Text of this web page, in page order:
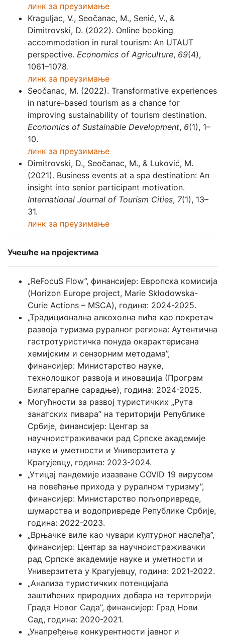
линк за преузимање
Kraguljac, V., Seočanac, M., Senić, V., &
Dimitrovski, D. (2022). Online booking
accommodation in rural tourism: An UTAUT
perspective. Economics of Agriculture, 69(4),
1061–1078.
линк за преузимање
Seočanac, M. (2022). Transformative experiences
in nature-based tourism as a chance for
improving sustainability of tourism destination.
Economics of Sustainable Development, 6(1), 1–
10.
линк за преузимање
Dimitrovski, D., Seočanac, M., & Luković, M.
(2021). Business events at a spa destination: Аn
insight into senior participant motivation.
International Journal of Tourism Cities, 7(1), 13–
31.
линк за преузимање
Учешће на пројектима
„ReFocuS Flow”, финансијер: Европска комисија
(Horizon Europe project, Marie Skłodowska-
Curie Actions – MSCA), година: 2024-2025.
„Традиционална алкохолна пића као покретач
развоја туризма руралног региона: Аутентична
гастротуристичка понуда окарактерисана
хемијским и сензорним методама”,
финансијер: Министарство науке,
технолошког развоја и иновација (Програм
Билатералне сарадње), година: 2024-2025.
Могућности за развој туристичких „Рута
занатских пивара” на територији Републике
Србије, финансијер: Центар за
научноистраживачки рад Српскe академијe
науке и уметности и Универзитета у
Крагујевцу, година: 2023-2024.
„Утицај пандемије изазване COVID 19 вирусом
на повећање прихода у руралном туризму”,
финансијер: Министарство пољопривреде,
шумарства и водопривреде Републике Србије,
година: 2022-2023.
„Врњачке виле као чувари културног наслеђа”,
финансијер: Центар за научноистраживачки
рад Српскe академијe науке и уметности и
Универзитета у Крагујевцу, година: 2021-2022.
„Анализа туристичких потенцијала
заштићених природних добара на територији
Града Новог Сада”, финансијер: Град Нови
Сад, година: 2020-2021.
„Унапређење конкурентности јавног и